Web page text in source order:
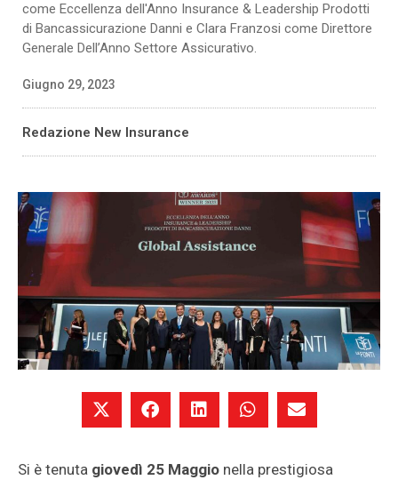
come Eccellenza dell'Anno Insurance & Leadership Prodotti
di Bancassicurazione Danni e Clara Franzosi come Direttore
Generale Dell’Anno Settore Assicurativo.
Giugno 29, 2023
Redazione New Insurance
Si è tenuta giovedì 25 Maggio nella prestigiosa